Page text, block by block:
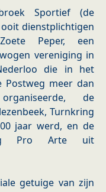
Sportief (de
ooit dienstplichtigen
Peper, een
vereniging in
die in het
Postweg meer dan
de
Turnkring
jaar werd, en de
Pro Arte uit
getuige van zijn